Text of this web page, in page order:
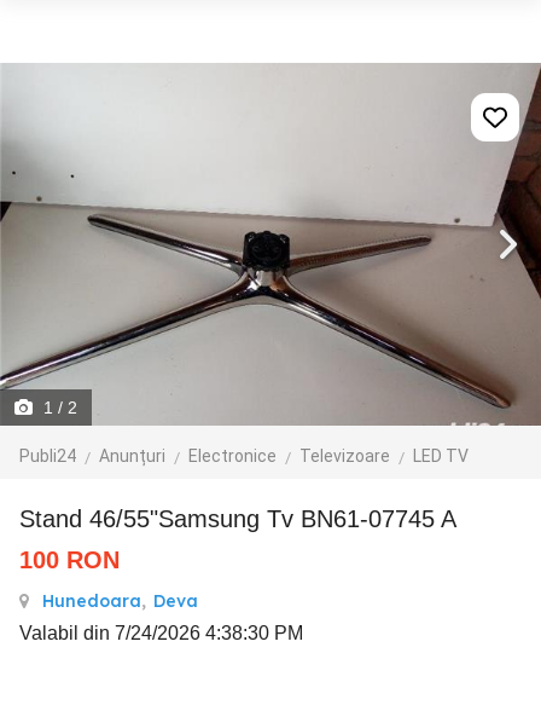
1 / 2
Publi24 Anunțuri Electronice Televizoare LED TV
Stand 46/55"Samsung Tv BN61-07745 A
100 RON
Hunedoara, Deva
Valabil din 7/24/2026 4:38:30 PM